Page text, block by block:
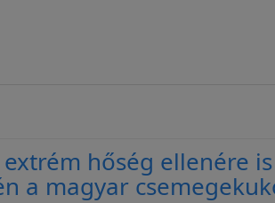
extrém hőség ellenére
a magyar